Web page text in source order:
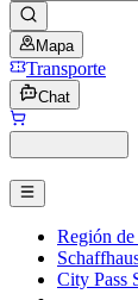
Mapa
Transporte
Chat
Región
City Pass